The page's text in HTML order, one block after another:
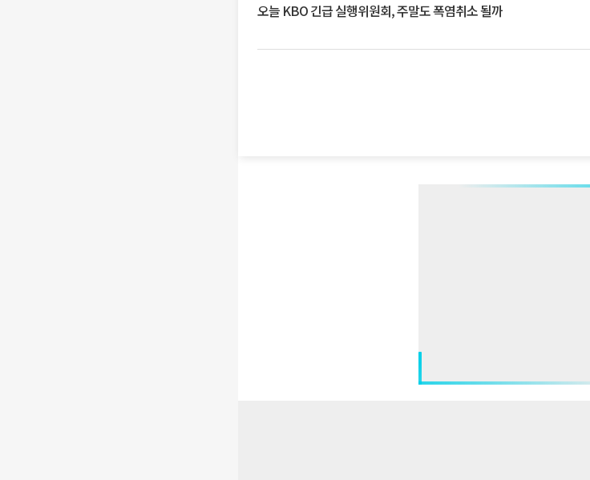
오늘 KBO 긴급 실행위원회, 주말도 폭염취소 될까